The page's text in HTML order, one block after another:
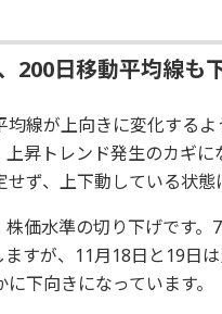
200日移動平均線も
均線が上向きに変化する
昇トレンド発生のカギ
ず、上下動している状態
価水準の切り下げです
すが、11月18日と19日
下向きになっています。